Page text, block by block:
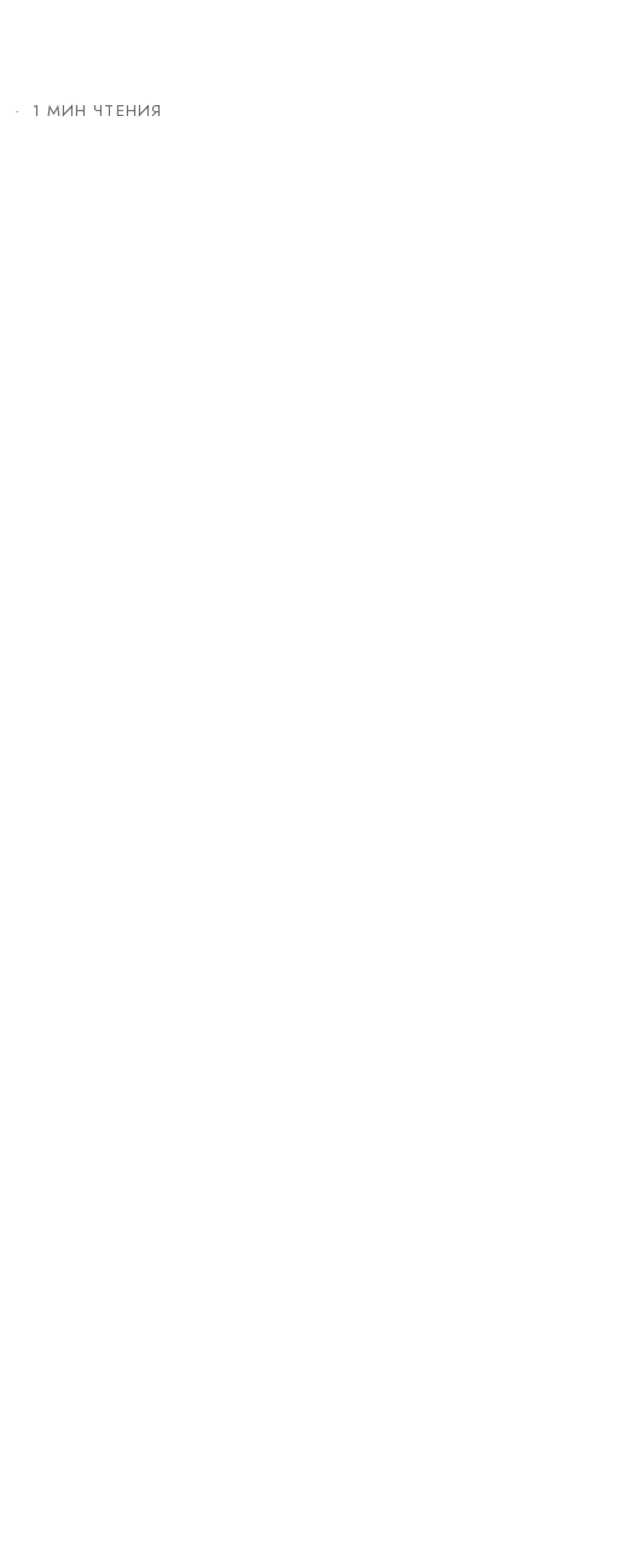
· 1 МИН ЧТЕНИЯ